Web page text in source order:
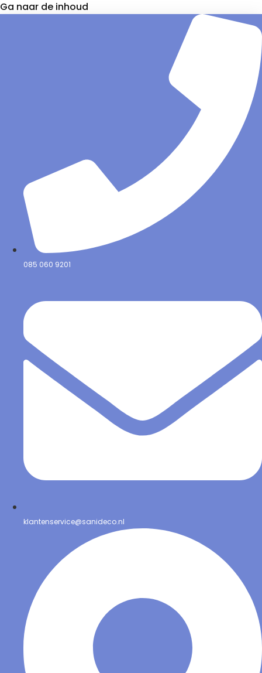
Ga naar de inhoud
085 060 9201
klantenservice@sanideco.nl